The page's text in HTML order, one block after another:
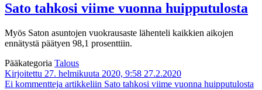
Sato tahkosi viime vuonna huipputulosta
Myös Saton asuntojen vuokrausaste lähenteli kaikkien aikojen
ennätystä päätyen 98,1 prosenttiin.
Pääkategoria Talous
Kirjoitettu 27. helmikuuta 2020, 9:58 27.2.2020
Ei kommentteja artikkeliin Sato tahkosi viime vuonna huipputulosta